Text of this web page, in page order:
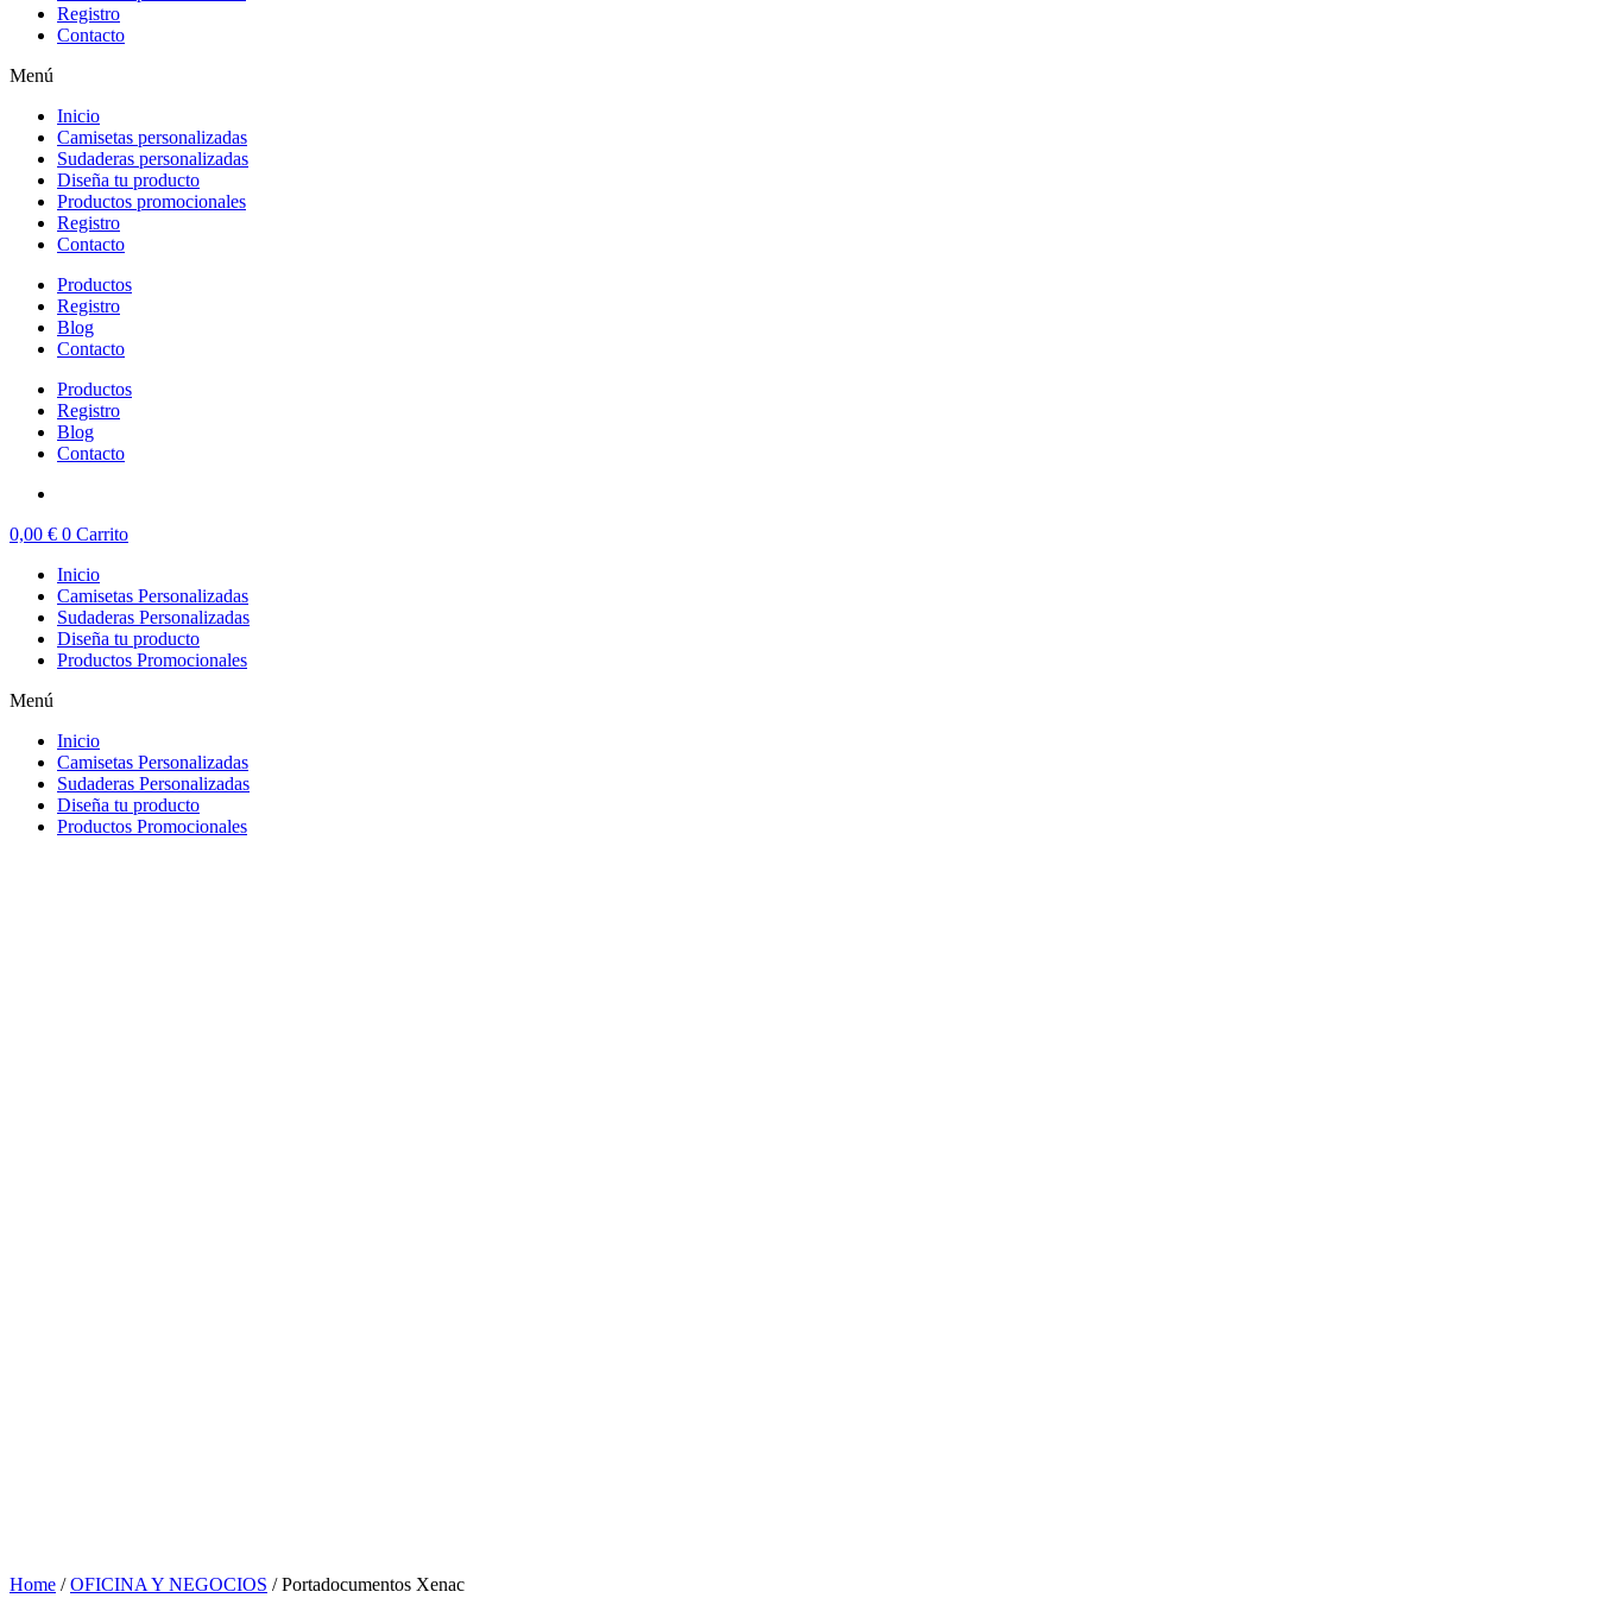
Registro
Contacto
Menú
Inicio
Camisetas personalizadas
Sudaderas personalizadas
Diseña tu producto
Productos promocionales
Registro
Contacto
Productos
Registro
Blog
Contacto
Productos
Registro
Blog
Contacto
0,00 € 0 Carrito
Inicio
Camisetas Personalizadas
Sudaderas Personalizadas
Diseña tu producto
Productos Promocionales
Menú
Inicio
Camisetas Personalizadas
Sudaderas Personalizadas
Diseña tu producto
Productos Promocionales
Home /OFICINA Y NEGOCIOS / Portadocumentos Xenac